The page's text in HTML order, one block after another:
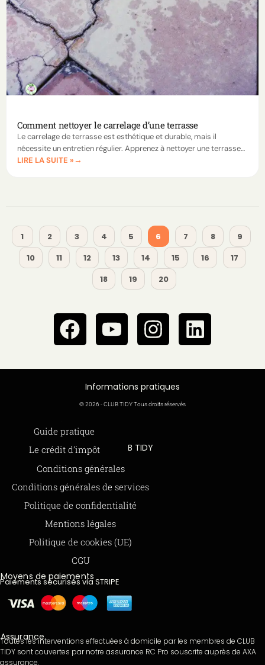
Comment nettoyer le carrelage d’une terrasse
Le carrelage de terrasse est esthétique et durable, mais il
nécessite un entretien régulier. Apprenez à nettoyer une terrasse
carrelée en profondeur avec des méthodes simples et des
LIRE LA SUITE »
1 2 3 4 5 6 7 8
9
10
11 12 13 14 15 16
17
18
19 20
Informations pratiques
Guide pratique
Le crédit d’impôt
Offre de parrainage 50-50
FAQ
BLOG
© 2026 - CLUB TIDY Tous droits réservés
Informations légales
Conditions générales
Conditions générales de services
Politique de confidentialité
Mentions légales
Politique de cookies (UE)
CGU
CLUB TIDY
59000 LILLE
979 480 886 RCS LILLE Métropole
SAP / 979480886 Acte 2023-140
Moyens de paiements
Paiements sécurisés via STRIPE
Assurance
Toutes les interventions effectuées à domicile par les membres de CLUB
TIDY sont couvertes par notre assurance RC Pro souscrite auprès de AXA
assurance.